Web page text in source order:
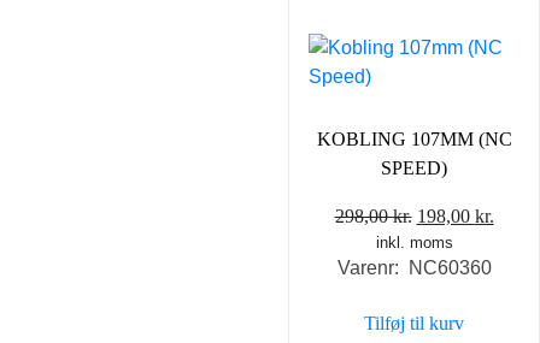
KOBLING 107MM (NC
SPEED)
298,00kr. Den
oprindelige
pris
298,00 kr..
198,00 kr.
inkl. moms
Varenr: NC60360
Tilføj til kurv